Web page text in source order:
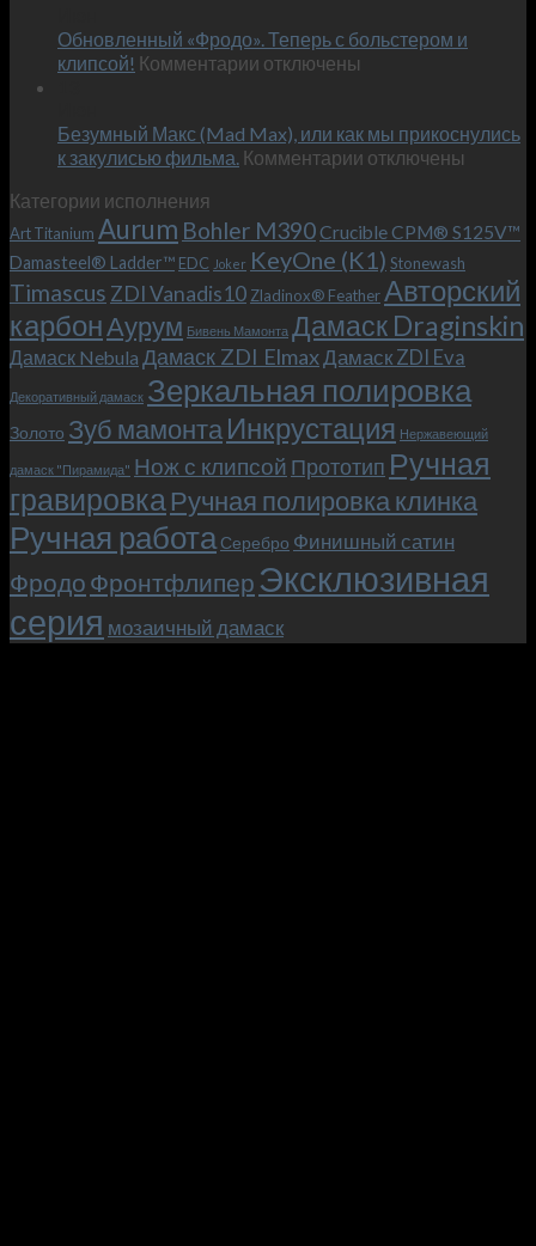
–
и
KeyOne
Обновленный «Фродо». Теперь с больстером и
клипсой! Комментарии к
«Фродо».
Теперь
и
клипсой!
отключены
Безумный Макс (Mad Max), или как мы прикоснулись
к закулисью фильма. Комментарии к
Макс
(Mad
Max),
или
как
мы
прикоснулись
к
фильма.
отключены
Категории исполнения
Art Titanium Aurum Bohler M390Crucible CPM® S125V™
Damasteel® Ladder™ EDC Joker KeyOne (K1) Stonewash
Timascus ZDI Vanadis10 Zladinox® FeatherАвторский
карбонАурум Бивень Мамонта Дамаск Draginskin
Дамаск Nebula Дамаск ZDI ElmaxДамаск ZDI Eva
Декоративный дамаск Зеркальная полировка
Золото Зуб мамонтаИнкрустация Нержавеющий
дамаск "Пирамида" Нож с клипсой Прототип Ручная
гравировкаРучная полировка клинка
Ручная работа Серебро Финишный сатин
Фродо Фронтфлипер Эксклюзивная
серия мозаичный дамаск